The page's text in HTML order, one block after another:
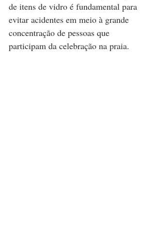
de itens de vidro é fundamental para
evitar acidentes em meio à grande
concentração de pessoas que
participam da celebração na praia.